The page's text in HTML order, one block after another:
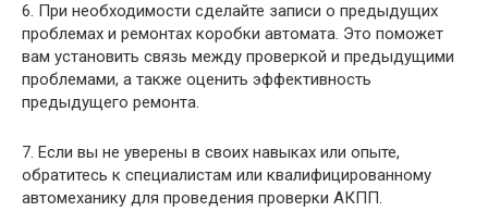
6. При необходимости сделайте записи о предыдущих
проблемах и ремонтах коробки автомата. Это поможет
вам установить связь между проверкой и предыдущими
проблемами, а также оценить эффективность
предыдущего ремонта.
7. Если вы не уверены в своих навыках или опыте,
обратитесь к специалистам или квалифицированному
автомеханику для проведения проверки АКПП.